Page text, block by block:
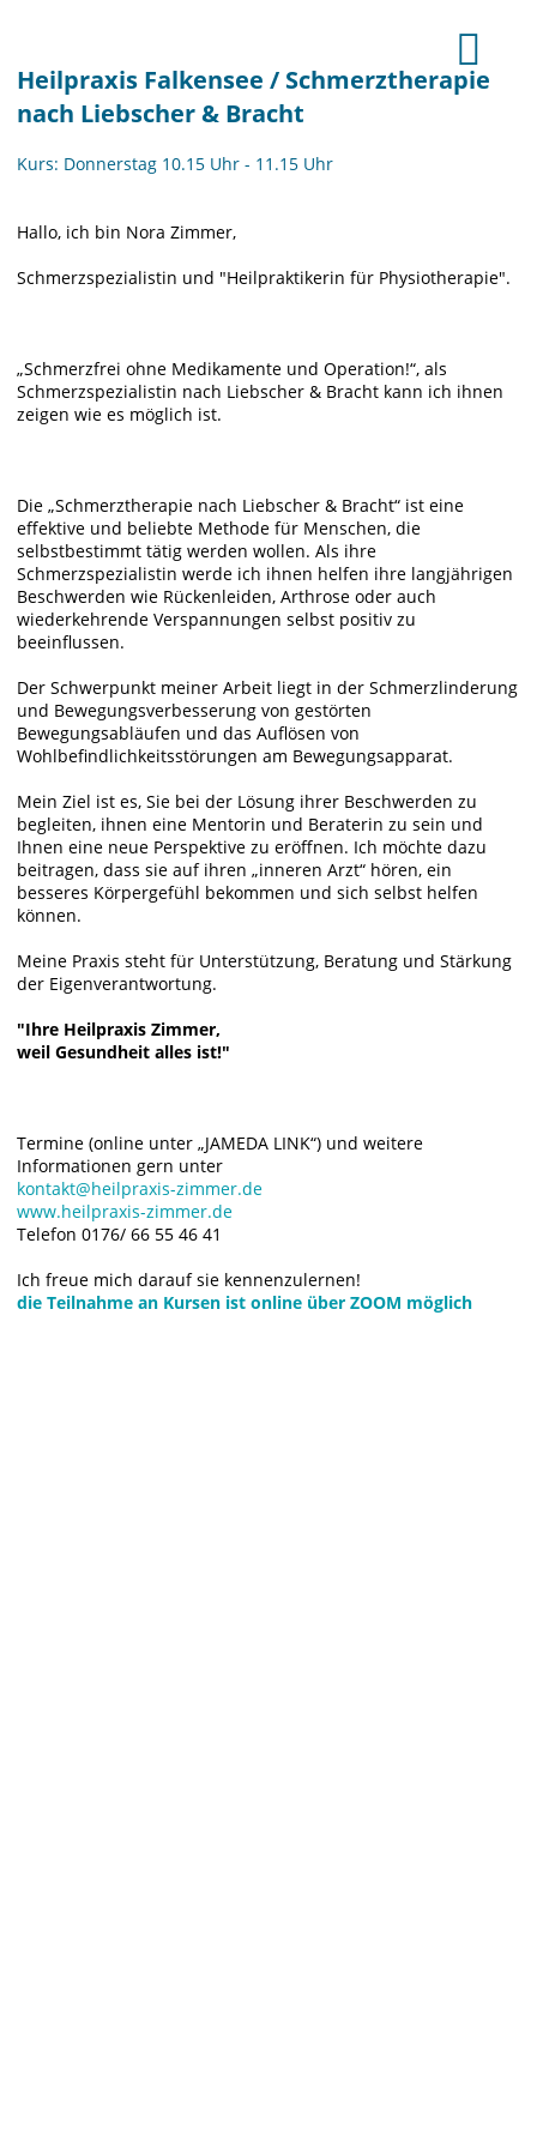
Heilpraxis Falkensee / Schmerztherapie
nach Liebscher & Bracht
Kurs: Donnerstag 10.15 Uhr - 11.15 Uhr
Hallo, ich bin Nora Zimmer,
Schmerzspezialistin und "Heilpraktikerin für Physiotherapie".
„Schmerzfrei ohne Medikamente und Operation!“, als
Schmerzspezialistin nach Liebscher & Bracht kann ich ihnen
zeigen wie es möglich ist.
Die „Schmerztherapie nach Liebscher & Bracht“ ist eine
effektive und beliebte Methode für Menschen, die
selbstbestimmt tätig werden wollen. Als ihre
Schmerzspezialistin werde ich ihnen helfen ihre langjährigen
Beschwerden wie Rückenleiden, Arthrose oder auch
wiederkehrende Verspannungen selbst positiv zu
beeinflussen.
Der Schwerpunkt meiner Arbeit liegt in der Schmerzlinderung
und Bewegungsverbesserung von gestörten
Bewegungsabläufen und das Auflösen von
Wohlbefindlichkeitsstörungen am Bewegungsapparat.
Mein Ziel ist es, Sie bei der Lösung ihrer Beschwerden zu
begleiten, ihnen eine Mentorin und Beraterin zu sein und
Ihnen eine neue Perspektive zu eröffnen. Ich möchte dazu
beitragen, dass sie auf ihren „inneren Arzt“ hören, ein
besseres Körpergefühl bekommen und sich selbst helfen
können.
Meine Praxis steht für Unterstützung, Beratung und Stärkung
der Eigenverantwortung.
"Ihre Heilpraxis Zimmer,
weil Gesundheit alles ist!"
Termine (online unter „JAMEDA LINK“) und weitere
Informationen gern unter
kontakt@heilpraxis-zimmer.de
www.heilpraxis-zimmer.de
Telefon 0176/ 66 55 46 41
Ich freue mich darauf sie kennenzulernen!
die Teilnahme an Kursen ist online über ZOOM möglich